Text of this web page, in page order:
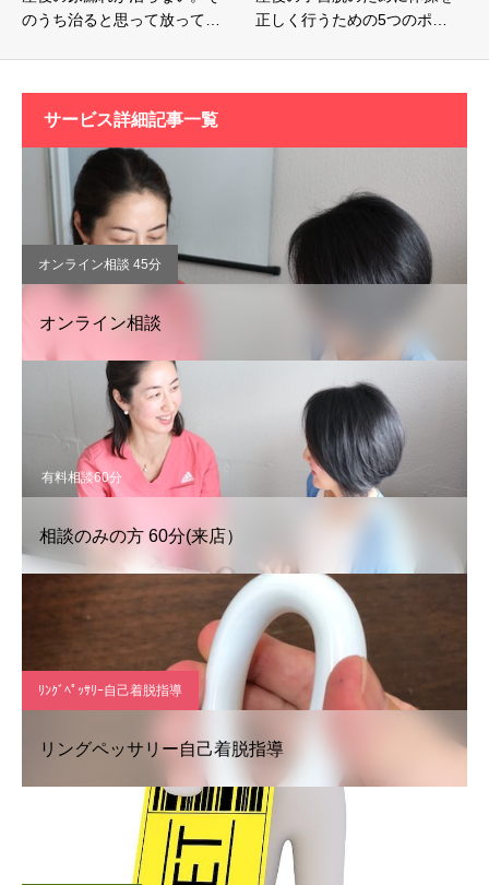
のうち治ると思って放って…
正しく行うための5つのポ…
サービス詳細記事一覧
オンライン相談 45分
オンライン相談
有料相談60分
相談のみの方 60分(来店）
ﾘﾝｸﾞﾍﾟｯｻﾘｰ自己着脱指導
リングペッサリー自己着脱指導